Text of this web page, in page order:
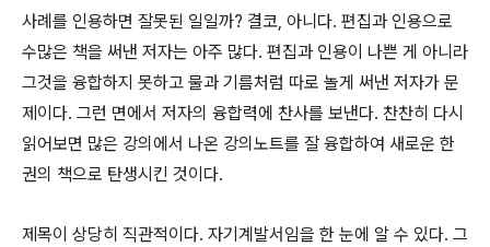
사례를 인용하면 잘못된 일일까? 결코, 아니다. 편집과 인용으로
수많은 책을 써낸 저자는 아주 많다. 편집과 인용이 나쁜 게 아니라
그것을 융합하지 못하고 물과 기름처럼 따로 놀게 써낸 저자가 문
제이다. 그런 면에서 저자의 융합력에 찬사를 보낸다. 찬찬히 다시
읽어보면 많은 강의에서 나온 강의노트를 잘 융합하여 새로운 한
권의 책으로 탄생시킨 것이다.
제목이 상당히 직관적이다. 자기계발서임을 한 눈에 알 수 있다. 그